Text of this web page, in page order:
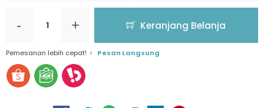
- + Keranjang Belanja
Pemesanan lebih cepat! Pesan Langsung